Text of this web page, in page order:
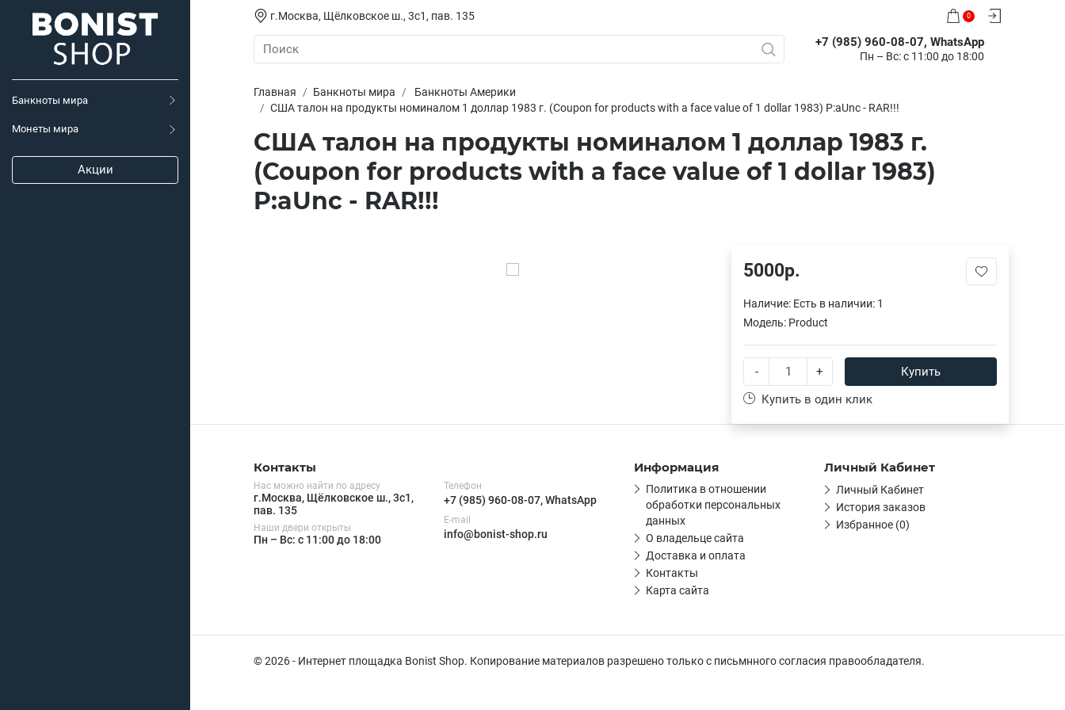
Банкноты мира
Монеты мира
Акции
г.Москва, Щёлковское ш., 3с1, пав. 135
+7 (985) 960-08-07, WhatsApp
Пн – Вс: с 11:00 до 18:00
0
Главная Банкноты мира
Банкноты Америки
США талон на продукты номиналом 1 доллар 1983 г. (Coupon for products with a face value of 1 dollar 1983) P:aUnc - RAR!!!
США талон на продукты номиналом 1 доллар 1983 г.
(Coupon for products with a face value of 1 dollar 1983)
P:aUnc - RAR!!!
5000р.
Наличие: Есть в наличии: 1
Модель: Product
- +
Купить
Купить в один клик
Контакты
Нас можно найти по адресу
г.Москва, Щёлковское ш., 3с1,
пав. 135
Наши двери открыты
Пн – Вс: с 11:00 до 18:00
Телефон
+7 (985) 960-08-07, WhatsApp
E-mail
info@bonist-shop.ru
Информация
Политика в отношении
обработки персональных
данных
О владельце сайта
Доставка и оплата
Контакты
Карта сайта
Личный Кабинет
Личный Кабинет
История заказов
Избранное (0)
© 2026 - Интернет площадка Bonist Shop. Копирование материалов разрешено только с письмнного согласия правообладателя.